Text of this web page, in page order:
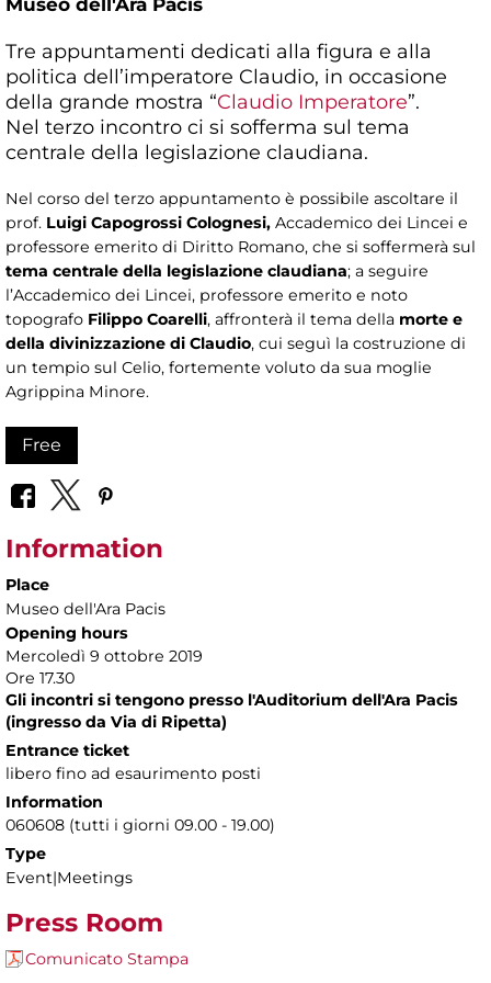
Tre appuntamenti dedicati alla figura e alla
politica dell’imperatore Claudio, in occasione
della grande mostra “Claudio Imperatore”.
Nel terzo incontro ci si sofferma sul tema
centrale della legislazione claudiana.
Nel corso del terzo appuntamento è possibile ascoltare il
prof. Luigi Capogrossi Colognesi, Accademico dei Lincei e
professore emerito di Diritto Romano, che si soffermerà sul
tema centrale della legislazione claudiana; a seguire
l’Accademico dei Lincei, professore emerito e noto
topografo Filippo Coarelli, affronterà il tema della morte e
della divinizzazione di Claudio, cui seguì la costruzione di
un tempio sul Celio, fortemente voluto da sua moglie
Agrippina Minore.
Free
Information
Place
Museo dell'Ara Pacis
Opening hours
Mercoledì 9 ottobre 2019
Ore 17.30
Gli incontri si tengono presso l'Auditorium dell'Ara Pacis
(ingresso da Via di Ripetta)
Entrance ticket
libero fino ad esaurimento posti
Information
060608 (tutti i giorni 09.00 - 19.00)
Type
Event|Meetings
Press Room
Comunicato Stampa